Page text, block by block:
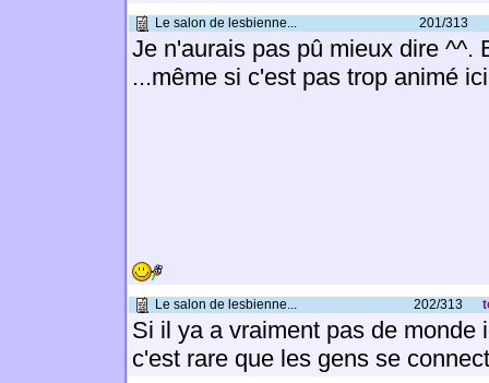
Le salon de lesbienne... 201/313
Je n'aurais pas pû mieux dire ^^.
...même si c'est pas trop animé
Le salon de lesbienne... 202/313
Si il ya a vraiment pas de monde
c'est rare que les gens se